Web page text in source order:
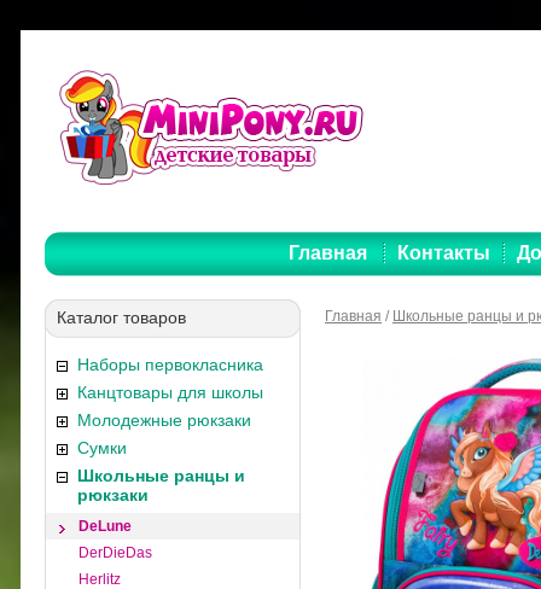
Главная Контакты
Каталог товаров
Наборы первокласника
Канцтовары для школы
Молодежные рюкзаки
Сумки
Школьные ранцы и
рюкзаки
DeLune
DerDieDas
Herlitz
Главная / Школьные ранцы и